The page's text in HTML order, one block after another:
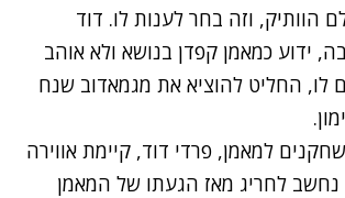
הוותיק, וזה בחר לענות לו. דוד
ידוע כמאמן קפדן בנושא ולא אוהב
לו, החליט להוציא את מגמאדוב שנח
למאמן, פרדי דוד, קיימת אווירה
נחשב לחריג מאז הגעתו של המאמן